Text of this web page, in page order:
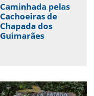
Caminhada pelas
Cachoeiras de
Chapada dos
Guimarães